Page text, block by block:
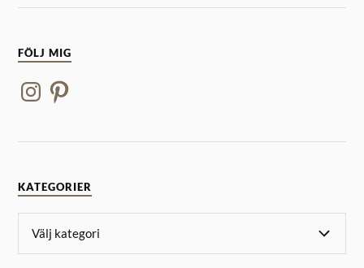
FÖLJ MIG
KATEGORIER